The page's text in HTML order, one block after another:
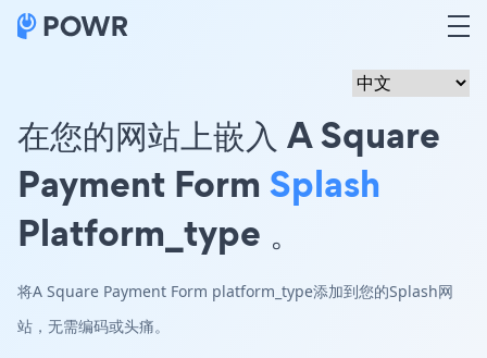
在您的网站上嵌入 A Square
Payment Form Splash
Platform_type 。
将A Square Payment Form platform_type添加到您的Splash网
站，无需编码或头痛。